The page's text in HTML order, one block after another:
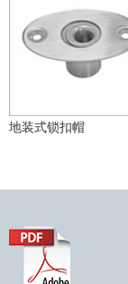
地装式锁扣帽